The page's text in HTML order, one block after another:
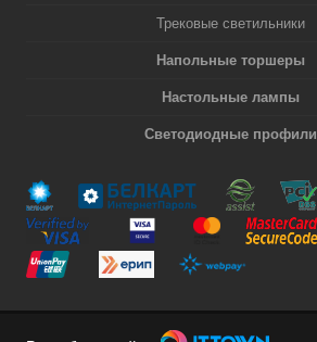
Трековые светильники
Напольные торшеры
Настольные лампы
Светодиодные профили